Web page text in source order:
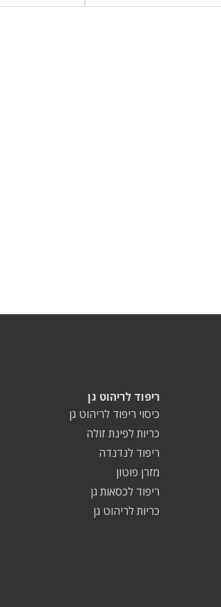
ריפוד לריהוט גן
כיסוי ריפוד לריהוט גן
כריות לפינת זולה
ריפוד לנדנדה
מזרן פוטון
ריפוד לכסאות גן
כריות לריהוט גן